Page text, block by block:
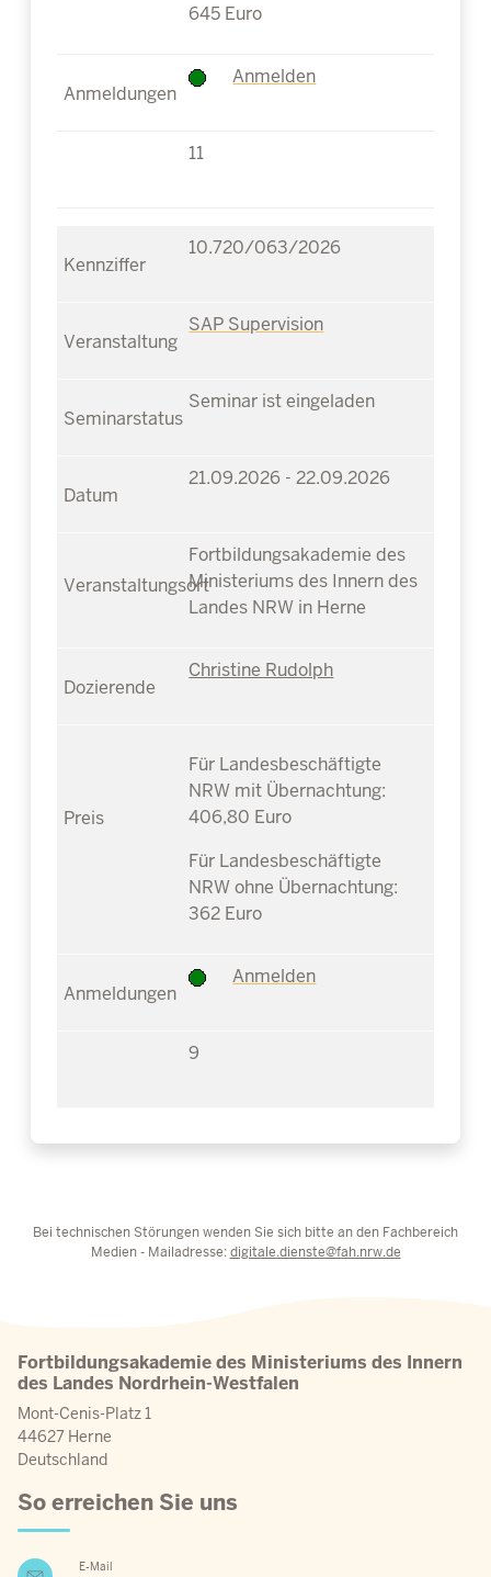
645 Euro
Anmelden
11
10.720/063/2026
SAP Supervision
Seminar ist eingeladen
21.09.2026 - 22.09.2026
Fortbildungsakademie des
Ministeriums des Innern des
Landes NRW in Herne
Christine Rudolph
Für Landesbeschäftigte
NRW mit Übernachtung:
406,80 Euro
Für Landesbeschäftigte
NRW ohne Übernachtung:
362 Euro
Anmelden
9
Bei technischen Störungen wenden Sie sich bitte an den Fachbereich
Medien - Mailadresse:digitale.dienste@fah.nrw.de
Fortbildungsakademie des Ministeriums des Innern
des Landes Nordrhein-Westfalen
Mont-Cenis-Platz 1
44627 Herne
Deutschland
So erreichen Sie uns
E-Mail